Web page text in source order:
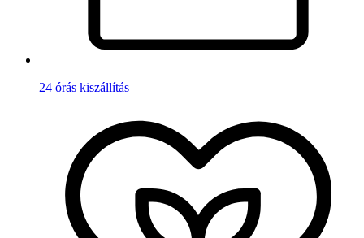
24 órás kiszállítás